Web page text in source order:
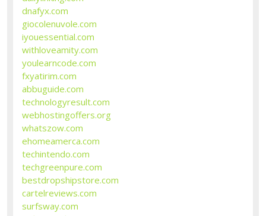
dnafyx.com
giocolenuvole.com
iyouessential.com
withloveamity.com
youlearncode.com
fxyatirim.com
abbuguide.com
technologyresult.com
webhostingoffers.org
whatszow.com
ehomeamerca.com
techintendo.com
techgreenpure.com
bestdropshipstore.com
cartelreviews.com
surfsway.com